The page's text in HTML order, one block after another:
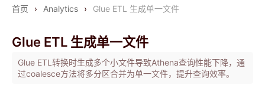
首页 › Analytics › Glue ETL 生成单一文件
Glue ETL 生成单一文件
Glue ETL转换时生成多个小文件导致Athena查询性能下降，通
过coalesce方法将多分区合并为单一文件，提升查询效率。